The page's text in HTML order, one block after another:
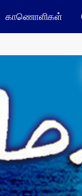
காணொளிகள்